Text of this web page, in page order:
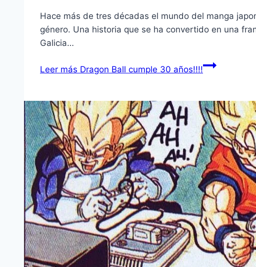
Hace más de tres décadas el mundo del manga
género. Una historia que se ha convertido en una
Galicia…
Leer más Dragon Ball cumple 30 años!!!!